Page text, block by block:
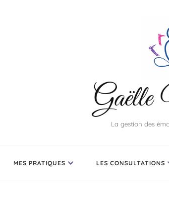
Gaëlle
La gestion des
MES PRATIQUES LES CONSULTATIONS